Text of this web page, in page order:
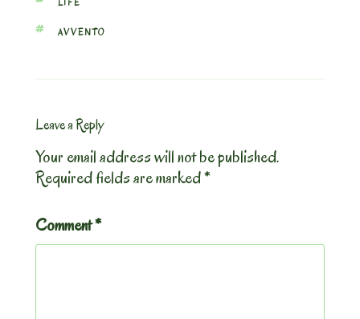
LIFE
TAGS
AVVENTO
Leave a Reply
Your email address will not be published.
Required fields are marked*
Comment*